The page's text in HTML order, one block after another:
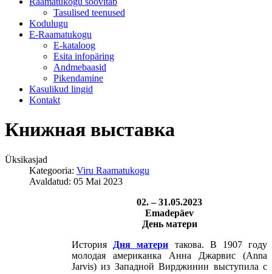
Tasulised teenused
Kodulugu
E-Raamatukogu
Е-kataloog
Esita infopäring
Andmebaasid
Pikendamine
Kasulikud lingid
Kontakt
Книжная выставка
Üksikasjad
Kategooria: Viru Raamatukogu
Avaldatud: 05 Mai 2023
02. – 31.05.2023
Emadepäev
День матери
История
Дня матери такова. В 1907 году
молодая американка Анна Джарвис (Anna
Jarvis) из Западной Вирджинии выступила с